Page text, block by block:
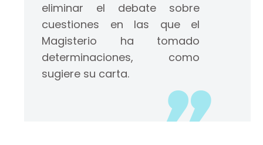
eliminar el debate sobre
cuestiones en las que el
Magisterio ha tomado
determinaciones, como
sugiere su carta.